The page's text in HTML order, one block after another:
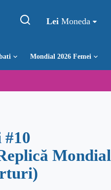
Lei Moneda
Mondial 2026 Femei
Mondial